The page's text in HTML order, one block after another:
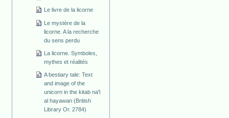
Le livre de la licorne
Le mystère de la
licorne. A la recherche
du sens perdu
La licorne. Symboles,
mythes et réalités
A bestiary tale: Text
and image of the
unicorn in the kitab na'l
al hayawan (British
Library Or. 2784)